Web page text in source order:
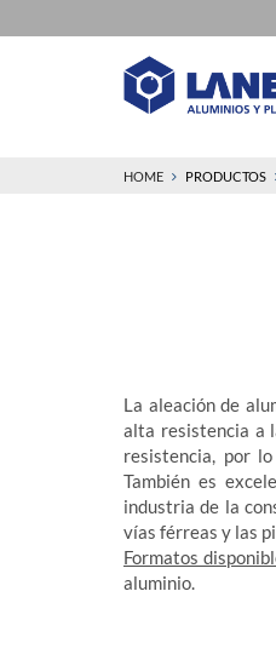
HOME PRODUCTOS
La aleación de
alta resistencia a
resistencia, por
También es
industria de la
vías férreas y las
Formatos
aluminio.